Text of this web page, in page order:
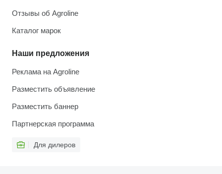
Отзывы об Agroline
Каталог марок
Наши предложения
Реклама на Agroline
Разместить объявление
Разместить баннер
Партнерская программа
Для дилеров